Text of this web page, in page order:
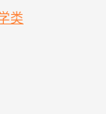
类